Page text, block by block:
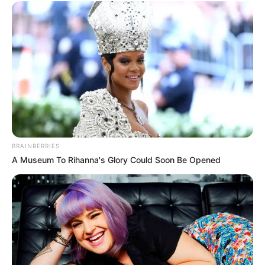
BRAINBERRIES
A Museum To Rihanna's Glory Could Soon Be Opened